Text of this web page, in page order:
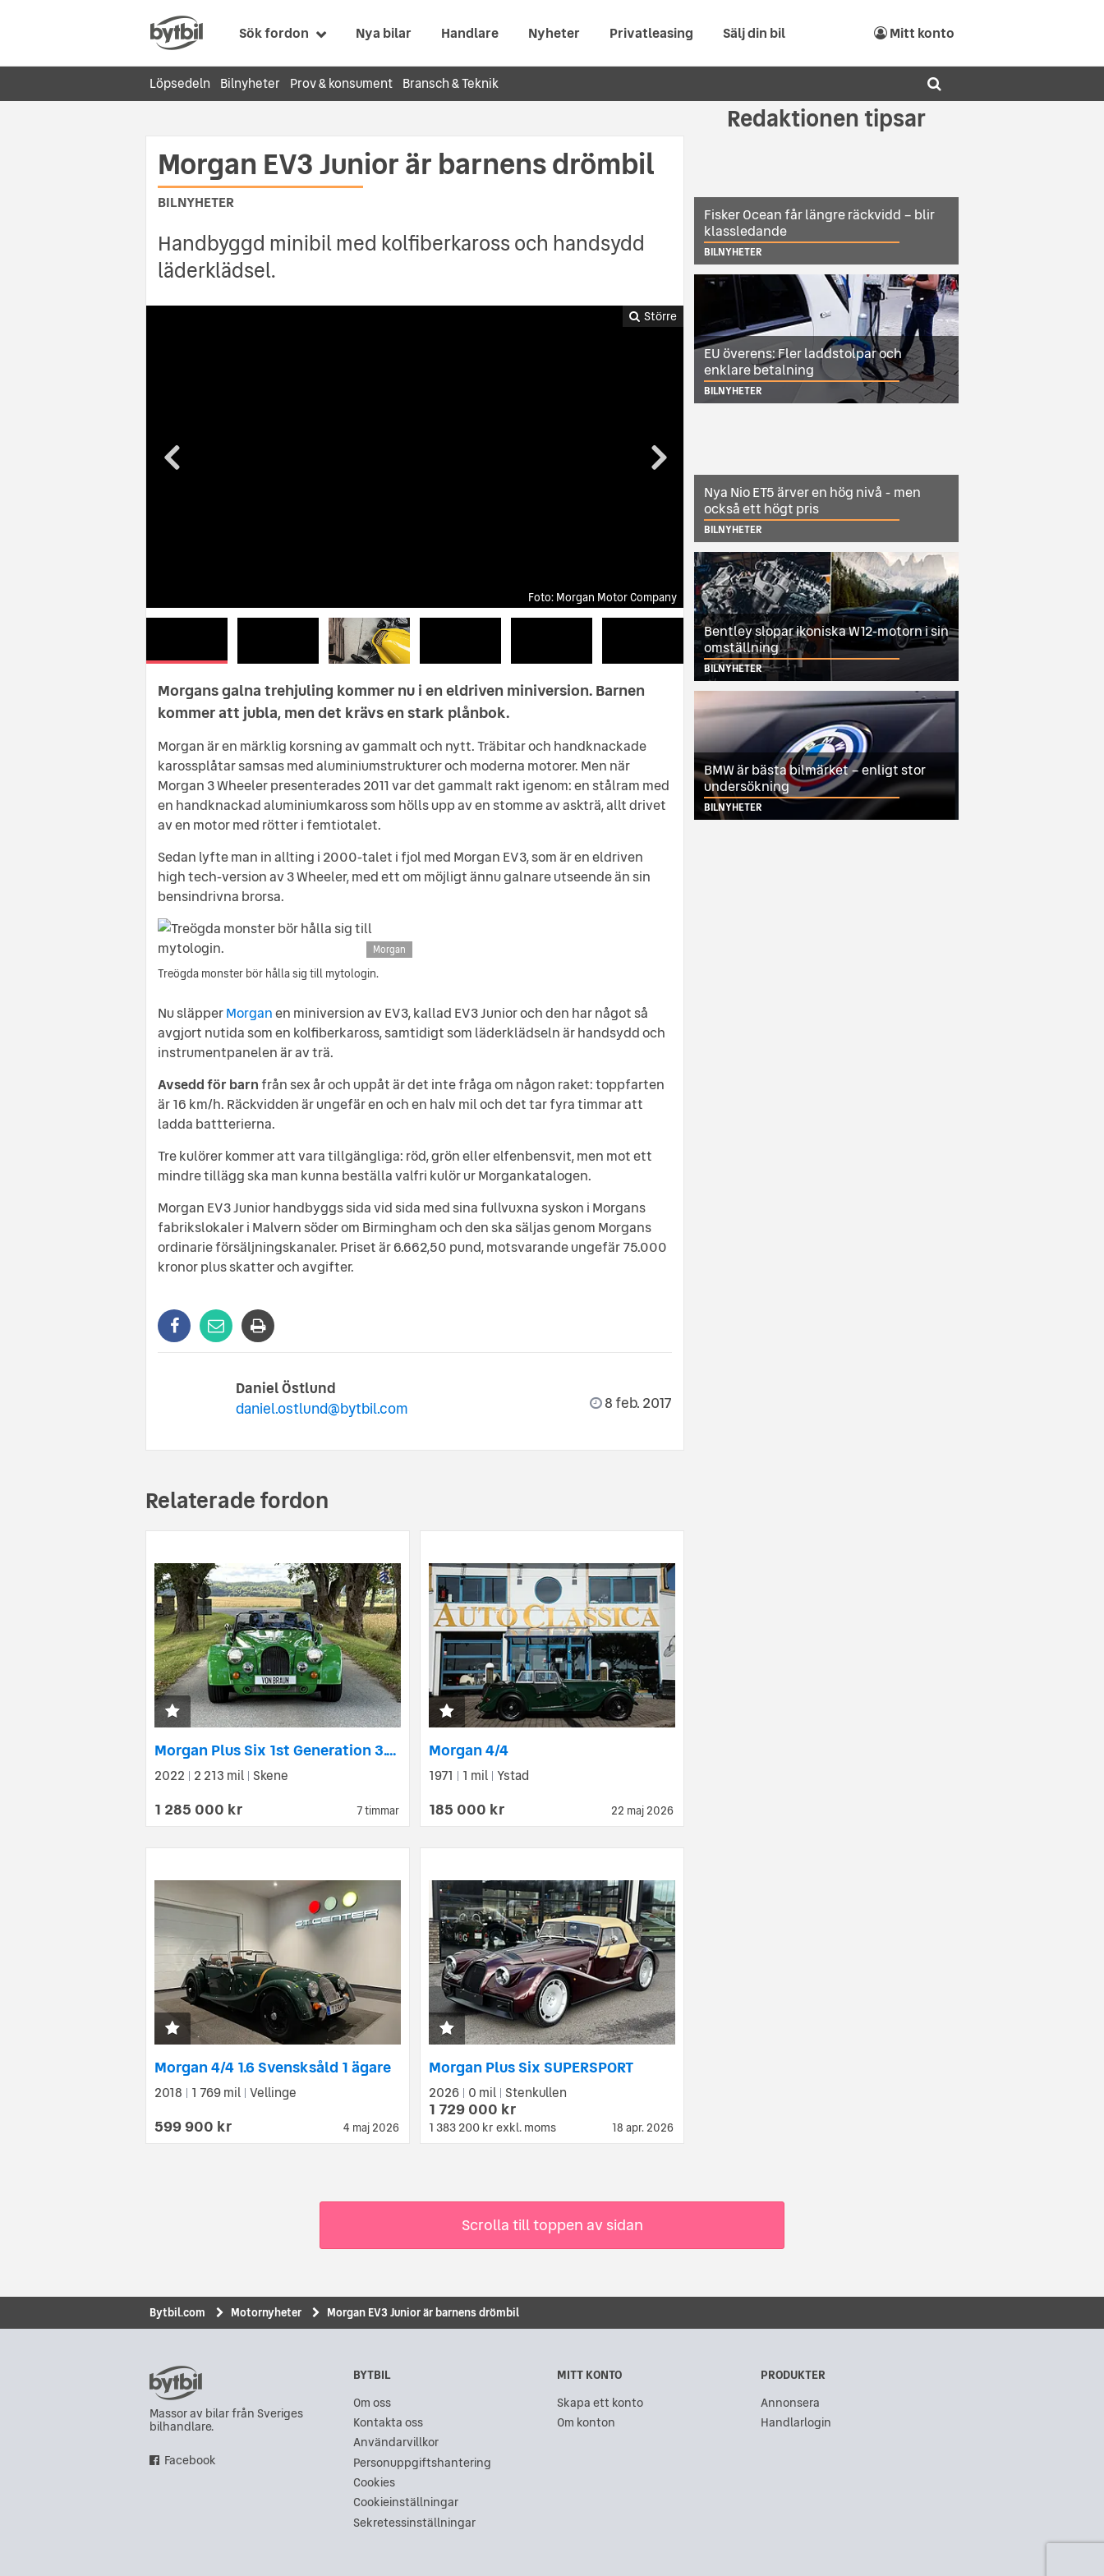
Sök fordon Nya bilar Handlare Nyheter Privatleasing Sälj din bil Mitt konto
Löpsedeln Bilnyheter Prov & konsument Bransch & Teknik
Redaktionen tipsar
Morgan EV3 Junior är barnens drömbil
BILNYHETER
Handbyggd minibil med kolfiberkaross och handsydd
läderklädsel.
Större
Morgan Motor Company
Morgan Motor Company
Morgan Motor Company
Morgan Motor Company
Morgan Motor Company
Morgan Motor Company
Morgans galna trehjuling kommer nu i en eldriven miniversion. Barnen
kommer att jubla, men det krävs en stark plånbok.
Morgan är en märklig korsning av gammalt och nytt. Träbitar och handknackade
karossplåtar samsas med aluminiumstrukturer och moderna motorer. Men när
Morgan 3 Wheeler presenterades 2011 var det gammalt rakt igenom: en stålram med
en handknackad aluminiumkaross som hölls upp av en stomme av askträ, allt drivet
av en motor med rötter i femtiotalet.
Sedan lyfte man in allting i 2000-talet i fjol med Morgan EV3, som är en eldriven
high tech-version av 3 Wheeler, med ett om möjligt ännu galnare utseende än sin
bensindrivna brorsa.
Morgan
Treögda monster bör hålla sig till mytologin.
Nu släpperMorganen miniversion av EV3, kallad EV3 Junior och den har något så
avgjort nutida som en kolfiberkaross, samtidigt som läderklädseln är handsydd och
instrumentpanelen är av trä.
Avsedd för barnfrån sex år och uppåt är det inte fråga om någon raket: toppfarten
är 16 km/h. Räckvidden är ungefär en och en halv mil och det tar fyra timmar att
ladda battterierna.
Tre kulörer kommer att vara tillgängliga: röd, grön eller elfenbensvit, men mot ett
mindre tillägg ska man kunna beställa valfri kulör ur Morgankatalogen.
Morgan EV3 Junior handbyggs sida vid sida med sina fullvuxna syskon i Morgans
fabrikslokaler i Malvern söder om Birmingham och den ska säljas genom Morgans
ordinarie försäljningskanaler. Priset är 6.662,50 pund, motsvarande ungefär 75.000
kronor plus skatter och avgifter.
Daniel Östlund
daniel.ostlund@bytbil.com
8 feb. 2017
Relaterade fordon
7 timmar
Morgan Plus Six 1st Generation 3.0 I6
2022 2 213 mil Skene
1 285 000 kr 22 maj 2026
Morgan 4/4
1971 | 1 mil | Ystad
185 000 kr
4 maj 2026
Morgan 4/4 1.6 Svensksåld 1 ägare
2018 1 769 mil Vellinge
599 900 kr 18 apr. 2026
Morgan Plus Six SUPERSPORT
2026 | 0 mil | Stenkullen
1 729 000 kr
1 383 200 kr exkl. moms
Fisker Ocean får längre räckvidd – blir
klassledande
BILNYHETER
EU överens: Fler laddstolpar och
enklare betalning
BILNYHETER
Nya Nio ET5 ärver en hög nivå - men
också ett högt pris
BILNYHETER
Bentley slopar ikoniska W12-motorn i sin
omställning
BILNYHETER
BMW är bästa bilmärket – enligt stor
undersökning
BILNYHETER
Scrolla till toppen av sidan
Bytbil.com Motornyheter Morgan EV3 Junior är barnens drömbil
Massor av bilar från Sveriges
bilhandlare.
Facebook
BYTBIL
Om oss
Kontakta oss
Användarvillkor
Personuppgiftshantering
Cookies
Cookieinställningar
Sekretessinställningar
MITT KONTO
Skapa ett konto
Om konton
PRODUKTER
Annonsera
Handlarlogin